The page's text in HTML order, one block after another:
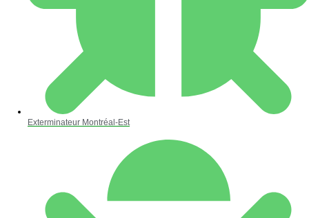
Exterminateur Montréal-Est